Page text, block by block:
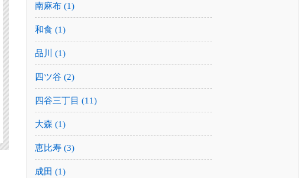
南麻布 (1)
和食 (1)
品川 (1)
四ツ谷 (2)
四谷三丁目 (11)
大森 (1)
恵比寿 (3)
成田 (1)